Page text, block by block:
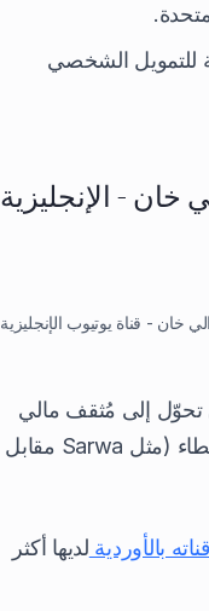
للتمويل الشخصي
خان - الإنجليزية
خان - قناة يوتيوب الإنجليزية
تحوّل إلى مُثقف مالي
— كل شيء بدءًا من “إدارة أول راتب” وصولًا إلى مراجعات معمّقة للوسطاء (مثل Sarwa مقابل
قناته بالأوردية لديها أكثر